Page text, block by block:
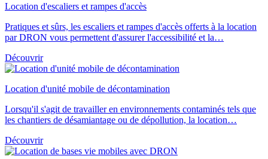
Location d'escaliers et rampes d'accès
Pratiques et sûrs, les escaliers et rampes d'accès offerts à la location
par DRON vous permettent d'assurer l'accessibilité et la…
Découvrir
Location d'unité mobile de décontamination
Lorsqu'il s'agit de travailler en environnements contaminés tels que
les chantiers de désamiantage ou de dépollution, la location…
Découvrir